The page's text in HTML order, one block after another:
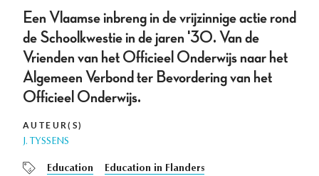
Een Vlaamse inbreng in de vrijzinnige actie rond
de Schoolkwestie in de jaren '30. Van de
Vrienden van het Officieel Onderwijs naar het
Algemeen Verbond ter Bevordering van het
Officieel Onderwijs.
AUTEUR(S)
J. TYSSENS
Education
Education in Flanders